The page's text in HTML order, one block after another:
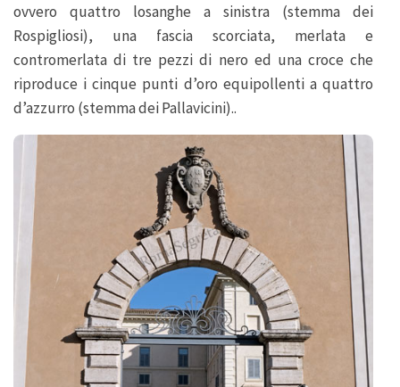
ovvero quattro losanghe a sinistra (stemma dei
Rospigliosi), una fascia scorciata, merlata e
contromerlata di tre pezzi di nero ed una croce che
riproduce i cinque punti d’oro equipollenti a quattro
d’azzurro (stemma dei Pallavicini)..